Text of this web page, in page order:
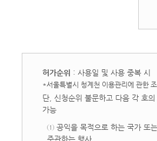
허가순위 : 사용일 및 사용 중복 시
*서울특별시 청계천 이용관리에 관한
단, 신청순위 불문하고 다음 각 호
가능
① 공익을 목적으로 하는 국가 또
주관하는 행사